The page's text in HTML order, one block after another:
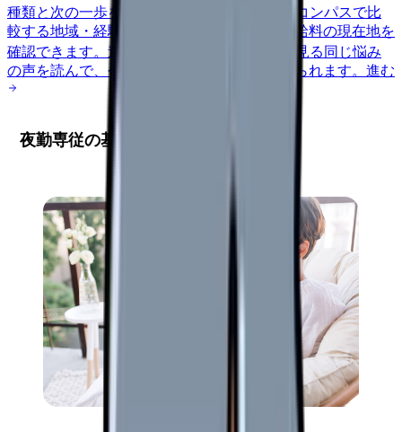
種類と次の一歩を整理します。
給料コンパスで比
較する地域・経験年数・施設形態から、今の給料の現在地を
確認できます。 進む 匿名掲示板で本音を見る 同じ悩み
の声を読んで、今の職場だけの問題か確かめられます。 進む
夜勤専従の基本理解